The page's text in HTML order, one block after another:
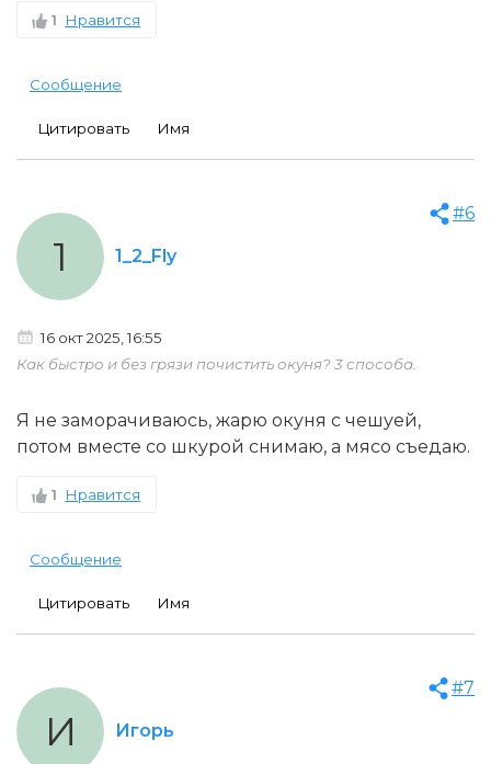
1 Нравится
Сообщение
Цитировать Имя
1_2_Fly
1
#6
16 окт 2025, 16:55
Как быстро и без грязи почистить окуня? 3 способа.
Я не заморачиваюсь, жарю окуня с чешуей,
потом вместе со шкурой снимаю, а мясо съедаю.
1 Нравится
Сообщение
Цитировать Имя
Игорь
И
#7